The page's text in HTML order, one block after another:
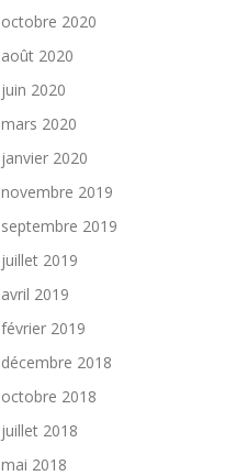
octobre 2020
août 2020
juin 2020
mars 2020
janvier 2020
novembre 2019
septembre 2019
juillet 2019
avril 2019
février 2019
décembre 2018
octobre 2018
juillet 2018
mai 2018